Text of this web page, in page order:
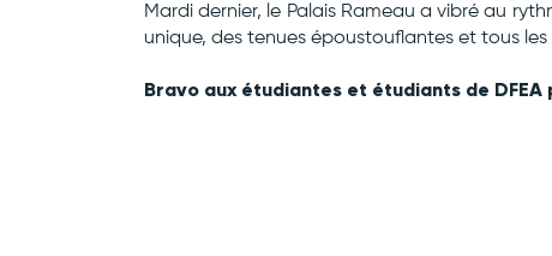
Mardi dernier, le Palais Rameau a vibré au
unique, des tenues époustouflantes et tous les
Bravo aux étudiantes et étudiants de